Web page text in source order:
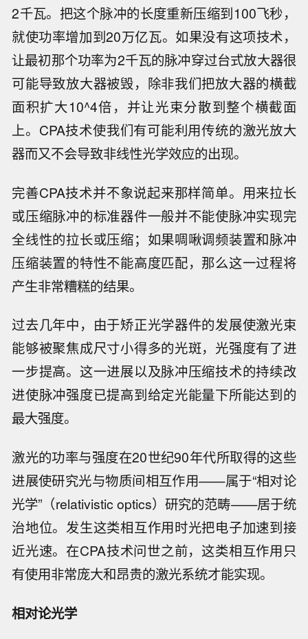
2千瓦。把这个脉冲的长度重新压缩到100飞秒，
就使功率增加到20万亿瓦。如果没有这项技术，
让最初那个功率为2千瓦的脉冲穿过台式放大器很
可能导致放大器被毁，除非我们把放大器的横截
面积扩大10^4倍，并让光束分散到整个横截面
上。CPA技术使我们有可能利用传统的激光放大
器而又不会导致非线性光学效应的出现。
完善CPA技术并不象说起来那样简单。用来拉长
或压缩脉冲的标准器件一般并不能使脉冲实现完
全线性的拉长或压缩；如果啁啾调频装置和脉冲
压缩装置的特性不能高度匹配，那么这一过程将
产生非常糟糕的结果。
过去几年中，由于矫正光学器件的发展使激光束
能够被聚焦成尺寸小得多的光斑，光强度有了进
一步提高。这一进展以及脉冲压缩技术的持续改
进使脉冲强度已提高到给定光能量下所能达到的
最大强度。
激光的功率与强度在20世纪90年代所取得的这些
进展使研究光与物质间相互作用——属于“相对论
光学”（relativistic optics）研究的范畴——居于统
治地位。发生这类相互作用时光把电子加速到接
近光速。在CPA技术问世之前，这类相互作用只
有使用非常庞大和昂贵的激光系统才能实现。
相对论光学